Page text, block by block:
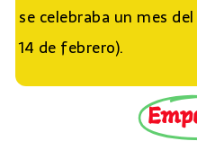
se celebraba un mes
14 de febrero).